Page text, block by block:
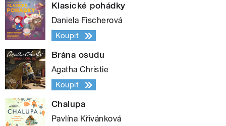
Klasické pohádky
Daniela Fischerová
Koupit
Brána osudu
Agatha Christie
Koupit
Chalupa
Pavlína Křivánková